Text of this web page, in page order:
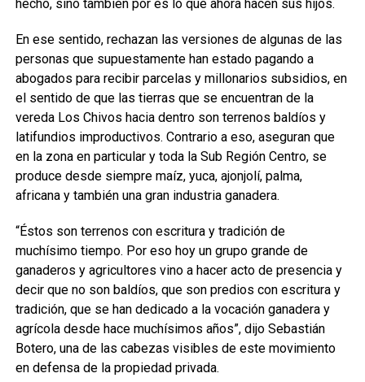
hecho, sino también por es lo que ahora hacen sus hijos.
En ese sentido, rechazan las versiones de algunas de las
personas que supuestamente han estado pagando a
abogados para recibir parcelas y millonarios subsidios, en
el sentido de que las tierras que se encuentran de la
vereda Los Chivos hacia dentro son terrenos baldíos y
latifundios improductivos. Contrario a eso, aseguran que
en la zona en particular y toda la Sub Región Centro, se
produce desde siempre maíz, yuca, ajonjolí, palma,
africana y también una gran industria ganadera.
“Éstos son terrenos con escritura y tradición de
muchísimo tiempo. Por eso hoy un grupo grande de
ganaderos y agricultores vino a hacer acto de presencia y
decir que no son baldíos, que son predios con escritura y
tradición, que se han dedicado a la vocación ganadera y
agrícola desde hace muchísimos años”, dijo Sebastián
Botero, una de las cabezas visibles de este movimiento
en defensa de la propiedad privada.